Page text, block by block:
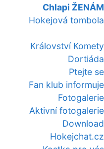
Chlapi ŽENÁM
Hokejová tombola
Království Komety
Dortiáda
Ptejte se
Fan klub informuje
Fotogalerie
Aktivní fotogalerie
Download
Hokejchat.cz